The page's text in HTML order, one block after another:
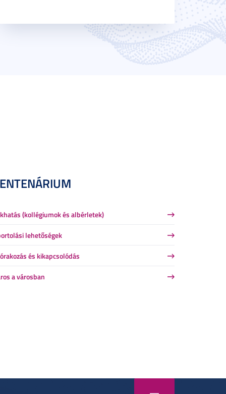
(kollégiumok és albérletek)
lehetőségek
és kikapcsolódás
a városban